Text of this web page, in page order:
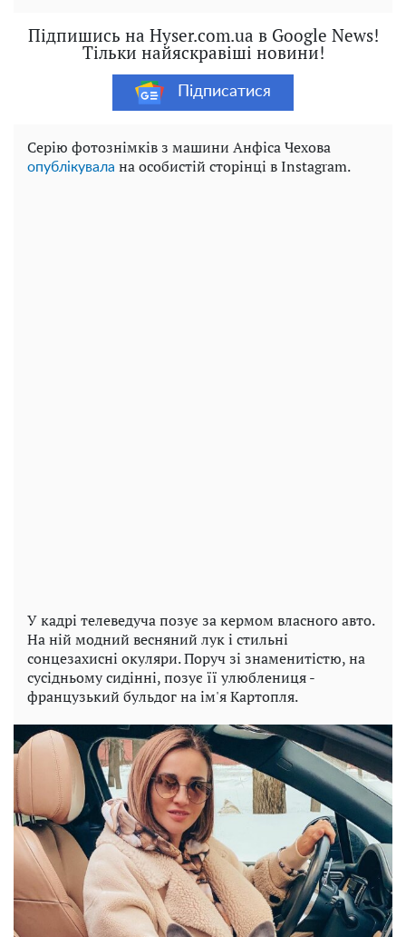
Підпишись на Hyser.com.ua в Google News!
Тільки найяскравіші новини!
Підписатися
Серію фотознімків з машини Анфіса Чехова
опублікувала на особистій сторінці в Instagram.
У кадрі телеведуча позує за кермом власного авто.
На ній модний весняний лук і стильні
сонцезахисні окуляри. Поруч зі знаменитістю, на
сусідньому сидінні, позує її улюблениця -
французький бульдог на ім'я Картопля.